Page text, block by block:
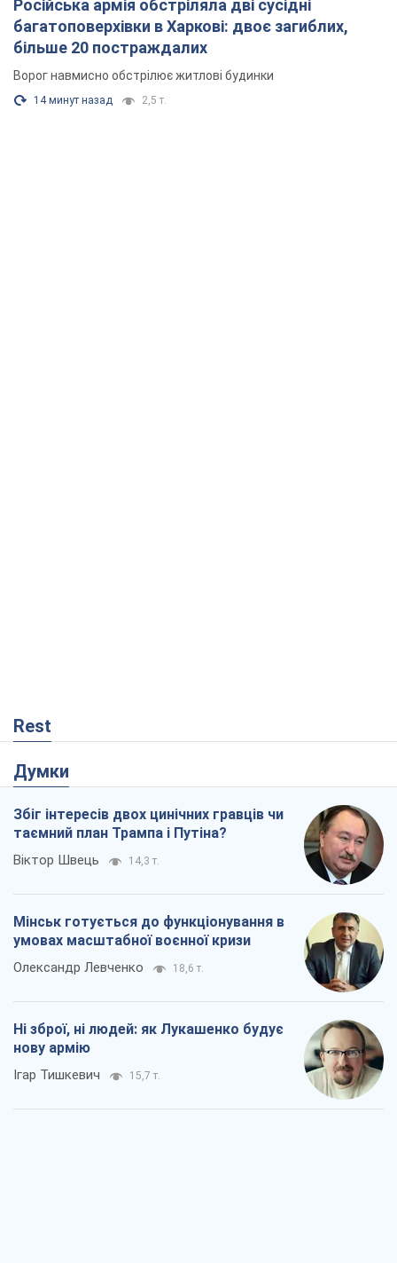
Російська армія обстріляла дві сусідні
багатоповерхівки в Харкові: двоє загиблих,
більше 20 постраждалих
Ворог навмисно обстрілює житлові будинки
14 минут назад 2,5 т.
Rest
Думки
Збіг інтересів двох цинічних гравців чи
таємний план Трампа і Путіна?
Віктор Швець 14,3 т.
Мінськ готується до функціонування в
умовах масштабної воєнної кризи
Олександр Левченко 18,6 т.
Ні зброї, ні людей: як Лукашенко будує
нову армію
Ігар Тишкевич 15,7 т.